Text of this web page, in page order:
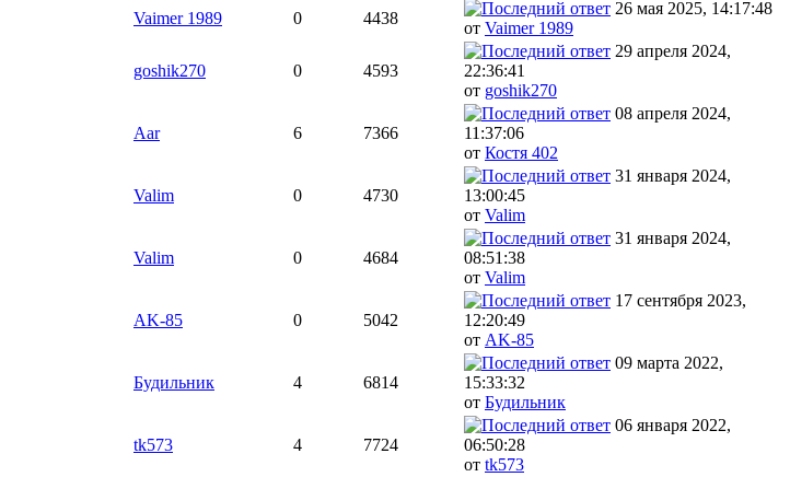
Vaimer 1989 0 4438
26 мая 2025, 14:17:48
от Vaimer 1989
goshik270 0 4593
29 апреля 2024,
22:36:41
от goshik270
Aar 6 7366
08 апреля 2024,
11:37:06
от Костя 402
Valim 0 4730
31 января 2024,
13:00:45
от Valim
Valim 0 4684
31 января 2024,
08:51:38
от Valim
AK-85 0 5042
17 сентября 2023,
12:20:49
от AK-85
Будильник 4 6814
09 марта 2022,
15:33:32
от Будильник
tk573 4 7724
06 января 2022,
06:50:28
от tk573